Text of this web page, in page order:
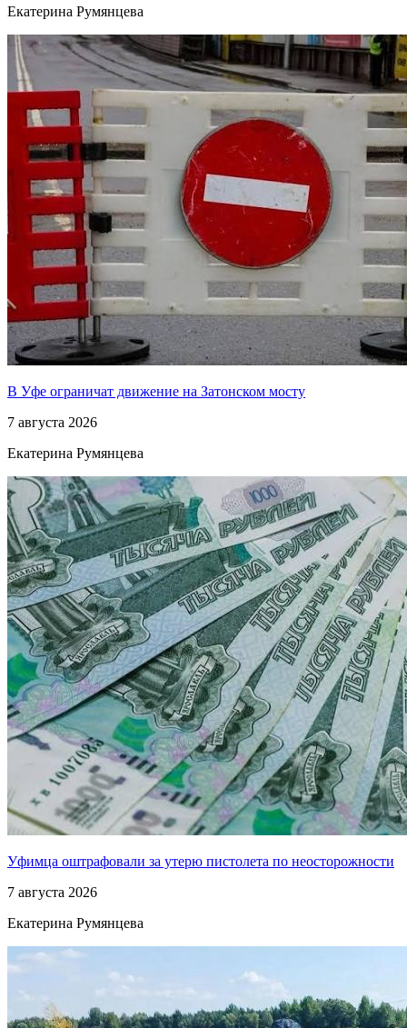
Екатерина Румянцева
В Уфе ограничат движение на Затонском мосту
7 августа 2026
Екатерина Румянцева
Уфимца оштрафовали за утерю пистолета по неосторожности
7 августа 2026
Екатерина Румянцева